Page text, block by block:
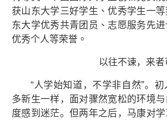
获山东大学三好学生、优秀学生一
东大学优秀共青团员、志愿服务先
优秀个人等荣誉。
以往不谏，来者
“人学始知道，不学非自然”。
多新生一样，面对骤然宽松的环境
度感到迷茫。但两年之后，马康对